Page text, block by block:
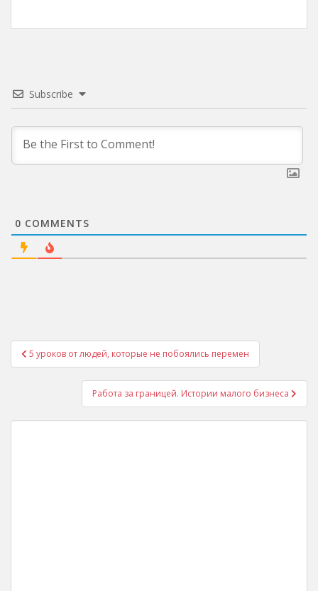
Subscribe
0 COMMENTS
Post
navigation
5 уроков от людей, которые не побоялись перемен
Работа за границей. Истории малого бизнеса